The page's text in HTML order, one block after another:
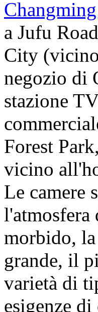
a Jufu
City
negozio di
stazione
Forest
vicino
Le camere
morbido,
grande, il
varietà di
esigenze